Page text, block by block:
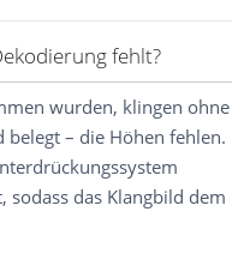
fehlt?
wurden, klingen ohne
– die Höhen fehlen.
das Klangbild dem